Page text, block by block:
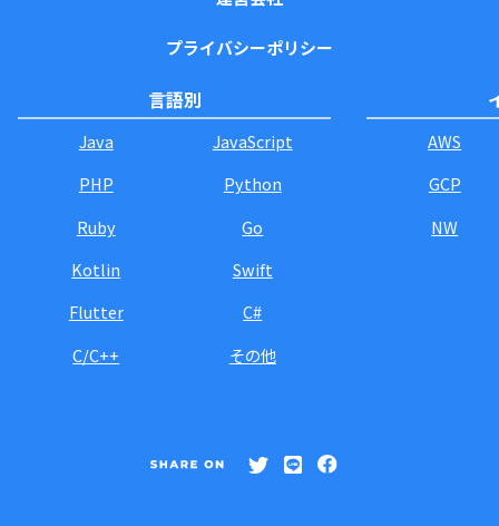
プライバシーポリシー
言語別
Java
JavaScript
PHP
Python
Ruby
Go
Kotlin
Swift
Flutter
C#
C/C++
その他
AWS
GCP
NW